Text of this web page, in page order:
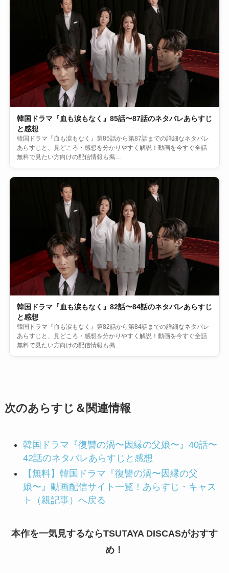
韓国ドラマ『血も涙もなく』85話〜87話のネタバレあらすじ
と感想
韓国ドラマ『血も涙もなく』第85話から第87話までの詳細なネタバレ
あらすじと、見どころ・感想を分かりやすく解説！動画を今すぐ全話
無料で見たい方向けの配信情報も掲…
韓国ドラマ『血も涙もなく』82話〜84話のネタバレあらすじ
と感想
韓国ドラマ『血も涙もなく』第82話から第84話までの詳細なネタバレ
あらすじと、見どころ・感想を分かりやすく解説！動画を今すぐ全話
無料で見たい方向けの配信情報も掲…
次のあらすじ＆関連情報
韓国ドラマ『復讐の渦〜因縁の父娘〜』40話〜
42話のネタバレあらすじと感想
【無料】韓国ドラマ『復讐の渦〜因縁の父
娘〜』動画配信サイト一覧！あらすじ・キャス
ト（親記事）へ戻る
本作を一気見するならTSUTAYA DISCASがおすす
め！